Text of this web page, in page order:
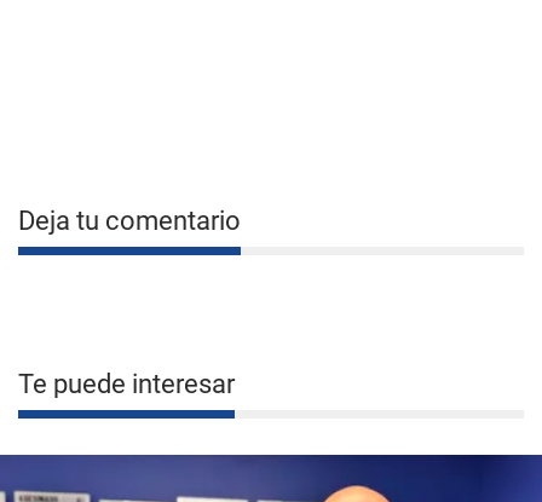
Deja tu comentario
Te puede interesar